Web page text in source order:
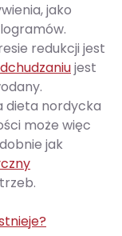
jako
redukcji jest
jest
dieta nordycka
może więc
jak